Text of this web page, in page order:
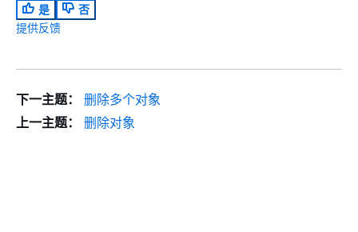
是
否
提供反馈
下一主题：
删除多个对象
上一主题：
删除对象